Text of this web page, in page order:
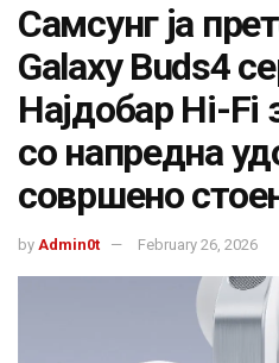
Самсунг ја
Galaxy Buds4
Најдобар Hi-Fi
со напредна
совршено
by Admin0t February 26, 2026